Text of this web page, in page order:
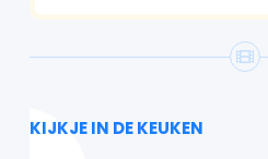
KIJKJE IN DE KEUKEN